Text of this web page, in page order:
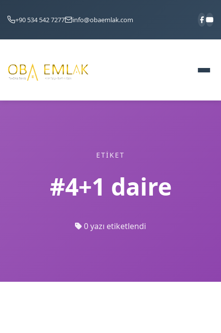
+90 534 542 7277 info@obaemlak.com
ETIKET
#4+1 daire
0 yazı etiketlendi